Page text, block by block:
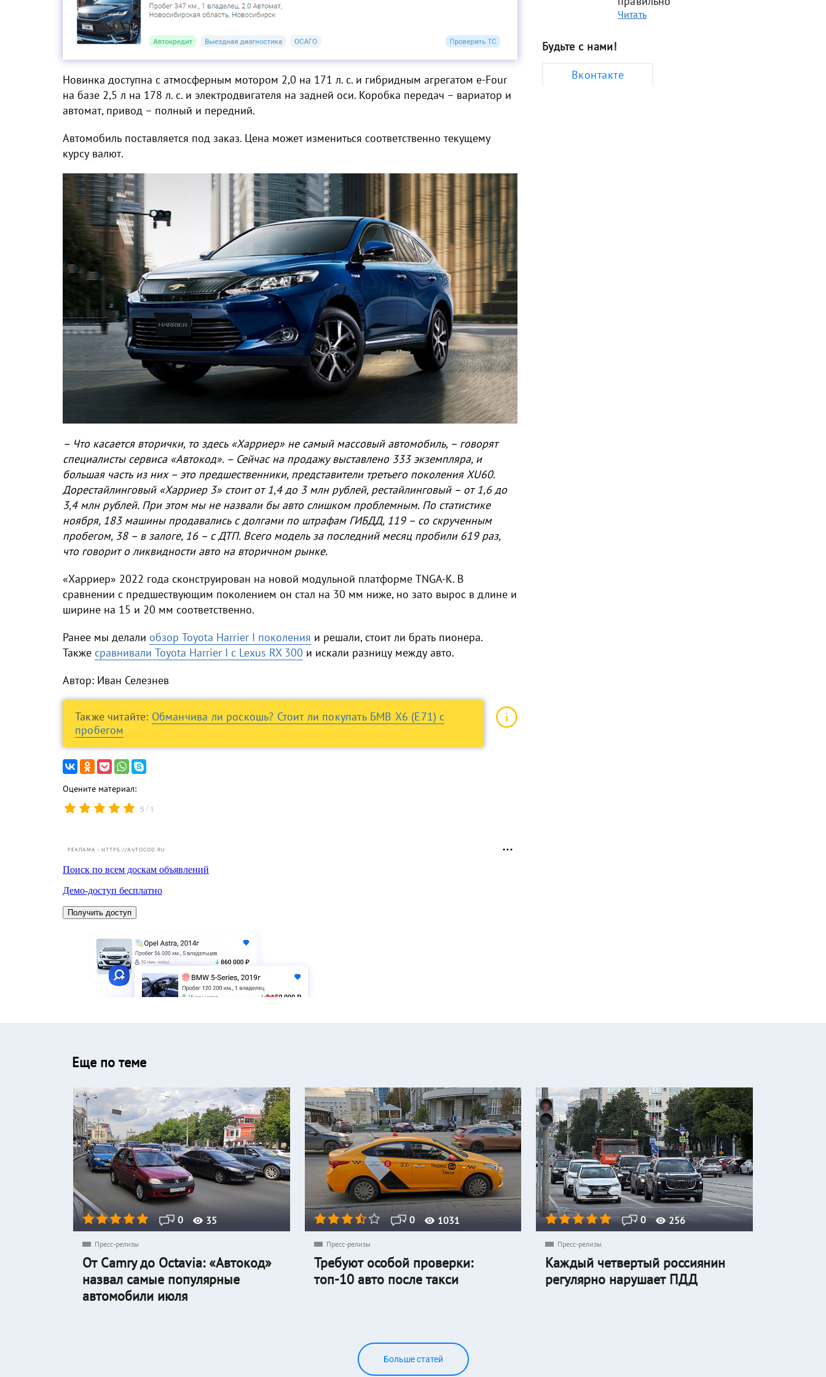
Новинка доступна с атмосферным мотором 2,0 на 171 л. с. и гибридным агрегатом e-Four
на базе 2,5 л на 178 л. с. и электродвигателя на задней оси. Коробка передач – вариатор и
автомат, привод – полный и передний.
Автомобиль поставляется под заказ. Цена может измениться соответственно текущему
курсу валют.
– Что касается вторички, то здесь «Харриер» не самый массовый автомобиль, – говорят
специалисты сервиса «Автокод». – Сейчас на продажу выставлено 333 экземпляра, и
большая часть из них – это предшественники, представители третьего поколения XU60.
Дорестайлинговый «Харриер 3» стоит от 1,4 до 3 млн рублей, рестайлинговый – от 1,6 до
3,4 млн рублей. При этом мы не назвали бы авто слишком проблемным. По статистике
ноября, 183 машины продавались с долгами по штрафам ГИБДД, 119 – со скрученным
пробегом, 38 – в залоге, 16 – с ДТП. Всего модель за последний месяц пробили 619 раз,
что говорит о ликвидности авто на вторичном рынке.
«Харриер» 2022 года сконструирован на новой модульной платформе TNGA-K. В
сравнении с предшествующим поколением он стал на 30 мм ниже, но зато вырос в длине и
ширине на 15 и 20 мм соответственно.
Ранее мы делали обзор Toyota Harrier I поколения и решали, стоит ли брать пионера.
Также сравнивали Toyota Harrier I с Lexus RX 300 и искали разницу между авто.
Автор: Иван Селезнев
Также читайте: Обманчива ли роскошь? Стоит ли покупать БМВ Х6 (E71) с
пробегом
Оцените материал:
5 / 1
РЕКЛАМА • HTTPS://AVTOCOD.RU
Читать
Будьте с нами!
Вконтакте
Еще по теме
0 35
Пресс-релизы
От Camry до Octavia: «Автокод»
назвал самые популярные
автомобили июля
0 1031
Пресс-релизы
Требуют особой проверки:
топ-10 авто после такси
0 256
Пресс-релизы
Каждый четвертый россиянин
регулярно нарушает ПДД
Больше статей